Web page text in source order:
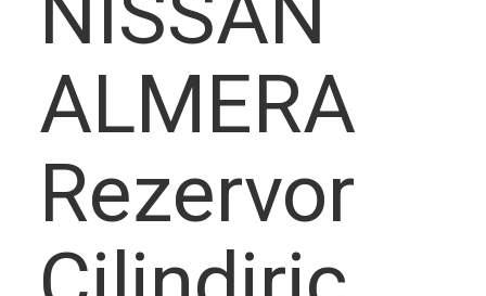
solutie
ALMERA
Rezervor